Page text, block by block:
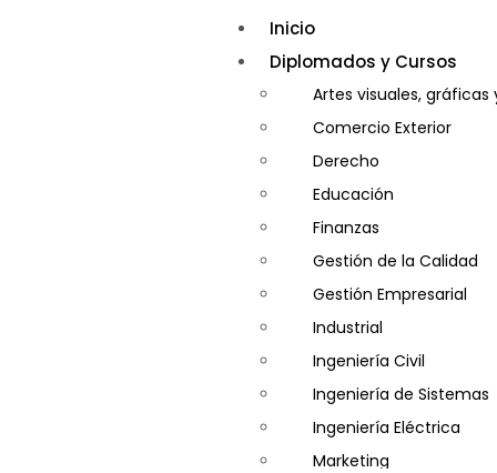
Inicio
Diplomados y Cursos
Artes visuales, gráficas
Comercio Exterior
Derecho
Educación
Finanzas
Gestión de la Calidad
Gestión Empresarial
Industrial
Ingeniería Civil
Ingeniería de Sistemas
Ingeniería Eléctrica
Marketing